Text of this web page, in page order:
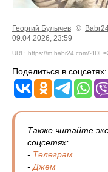
Георгий Булычев ©
09.04.2026, 23:59
URL: https://m.babr24.com/
Поделиться в соцсетях:
Также читайте
соцсетях:
- Телеграм
- Джем